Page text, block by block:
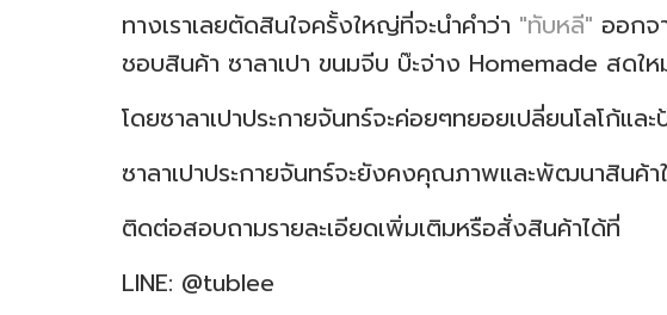
ทางเราเลยตัดสินใจครั้งใหญ่ที่จะนำคำว่า "ทับหลี" ออกจ
ชอบสินค้า ซาลาเปา ขนมจีบ บ๊ะจ่าง Homemade สดใ
โดยซาลาเปาประกายจันทร์จะค่อยๆทยอยเปลี่ยนโลโก้แ
ซาลาเปาประกายจันทร์จะยังคงคุณภาพและพัฒนาสินค้
ติดต่อสอบถามรายละเอียดเพิ่มเติมหรือสั่งสินค้าได้ที่
LINE: @tublee